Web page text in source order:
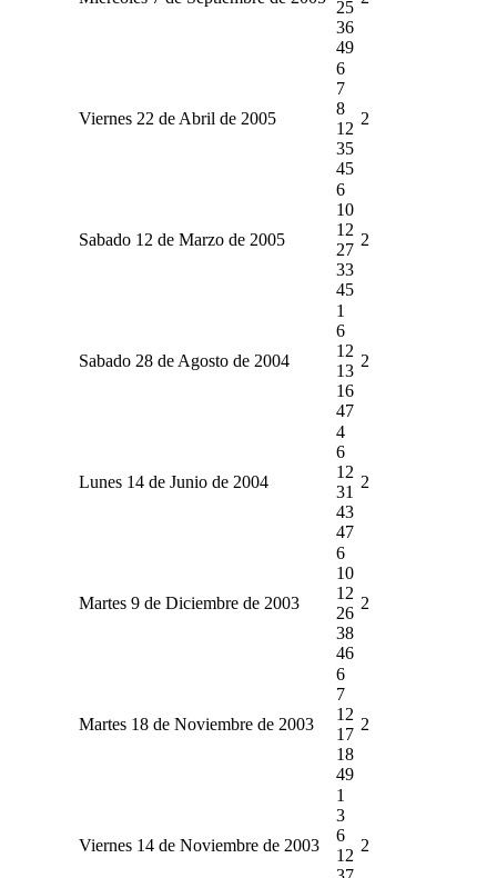
25
36
49
Viernes 22 de Abril de 2005
6
7
8
12
35
45
2
Sabado 12 de Marzo de 2005
6
10
12
27
33
45
2
Sabado 28 de Agosto de 2004
1
6
12
13
16
47
2
Lunes 14 de Junio de 2004
4
6
12
31
43
47
2
Martes 9 de Diciembre de 2003
6
10
12
26
38
46
2
Martes 18 de Noviembre de 2003
6
7
12
17
18
49
2
Viernes 14 de Noviembre de 2003
1
3
6
12
2